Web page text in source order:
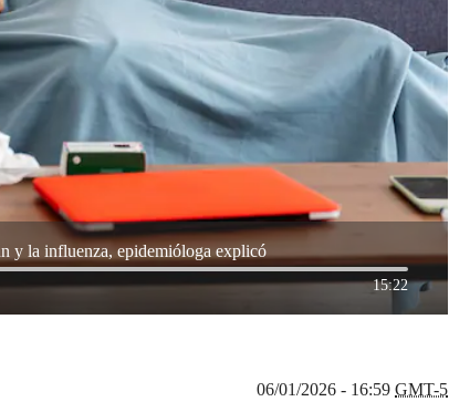
y la influenza, epidemióloga explicó
15:22
06/01/2026 - 16:59 GMT-5